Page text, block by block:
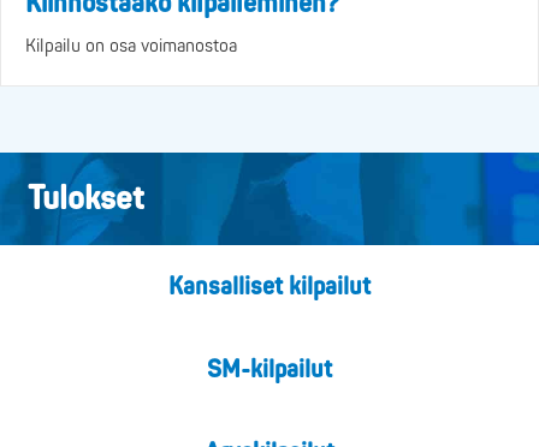
Kilpailu on osa voimanostoa
Tulokset
Kansalliset kilpailut
SM-kilpailut